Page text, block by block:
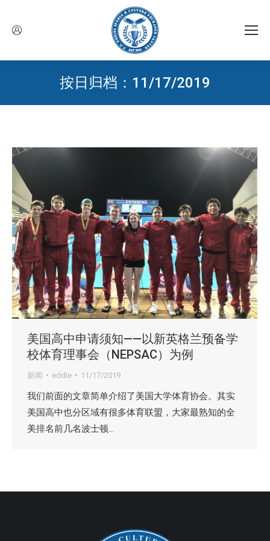
按日归档： 11/17/2019
美国高中申请须知——以新英格兰预备学
校体育理事会（NEPSAC）为例
新闻 eddie 11/17/2019
我们前面的文章简单介绍了美国大学体育协会。其实
美国高中也分区域有很多体育联盟，大家最熟知的全
美排名前几名波士顿…